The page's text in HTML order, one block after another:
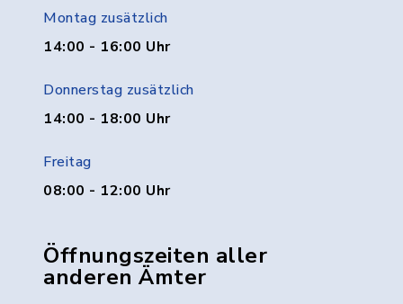
Montag zusätzlich
14:00 - 16:00 Uhr
Donnerstag zusätzlich
14:00 - 18:00 Uhr
Freitag
08:00 - 12:00 Uhr
Öffnungszeiten aller
anderen Ämter